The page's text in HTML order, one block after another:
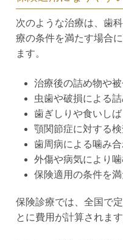
次のような治療は、歯
療の条件を満たす場合
ます。
治療後の詰め物や
虫歯や破損による
歯ぎしりや食いし
顎関節症に対する
歯周病による噛み
外傷や病気により
保険適用の条件を
保険診療では、全国で
とに費用が計算されます